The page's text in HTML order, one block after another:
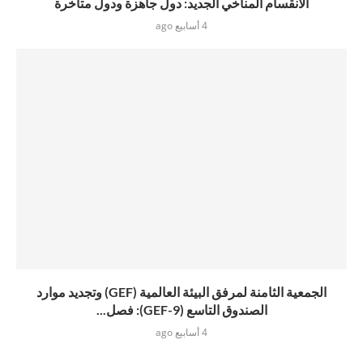
4 أسابيع ago
الجمعية الثامنة لمرفق البيئة العالمية (GEF) وتجديد موارد
الصندوق التاسع (GEF-9): فصل...
4 أسابيع ago